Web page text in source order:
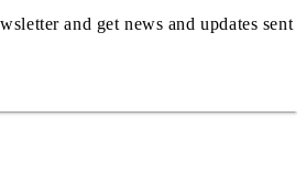
and get news and updates sent